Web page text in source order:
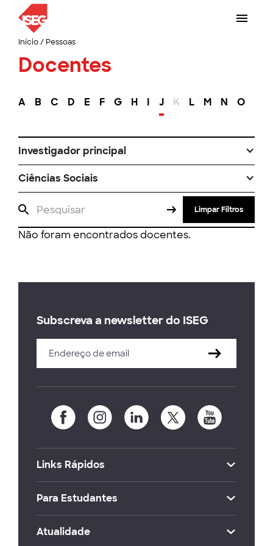
Início/ Pessoas
Docentes
A B C D E F G H I J K L M N O
Investigador principal
Ciências Sociais
Limpar Filtros
Não foram encontrados docentes.
Subscreva a newsletter do ISEG
Links Rápidos
Para Estudantes
Atualidade